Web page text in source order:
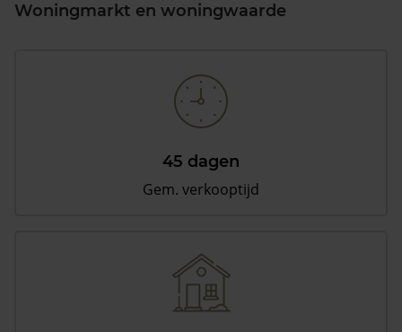
Woningmarkt en woningwaarde
45 dagen
Gem. verkooptijd